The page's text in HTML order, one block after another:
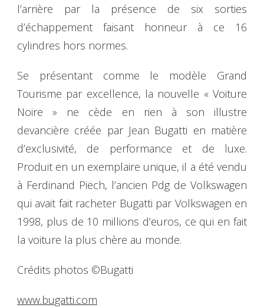
l’arrière par la présence de six sorties
d’échappement faisant honneur à ce 16
cylindres hors normes.
Se présentant comme le modèle Grand
Tourisme par excellence, la nouvelle « Voiture
Noire » ne cède en rien à son illustre
devancière créée par Jean Bugatti en matière
d’exclusivité, de performance et de luxe.
Produit en un exemplaire unique, il a été vendu
à Ferdinand Piëch, l’ancien Pdg de Volkswagen
qui avait fait racheter Bugatti par Volkswagen en
1998, plus de 10 millions d’euros, ce qui en fait
la voiture la plus chère au monde.
Crédits photos ©Bugatti
www.bugatti.com